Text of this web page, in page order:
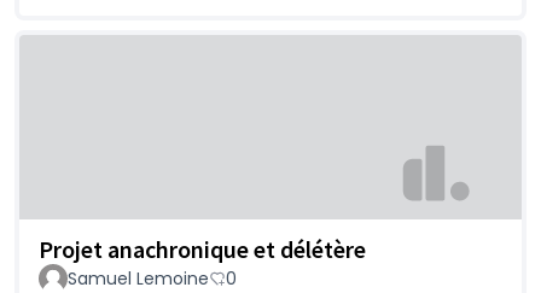
Projet anachronique et délétère
Samuel Lemoine 0